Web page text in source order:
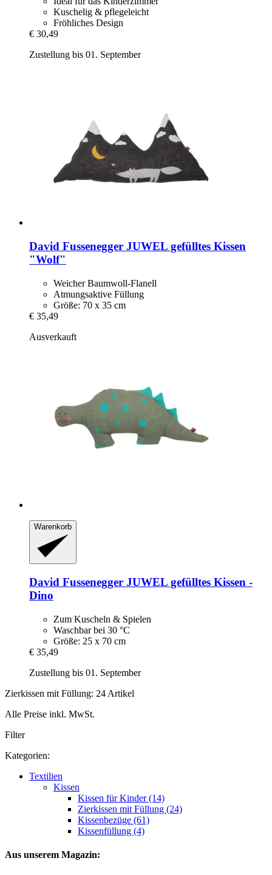
Kuschelig & pflegeleicht
Fröhliches Design
€ 30,49
Zustellung bis 01. September
David Fussenegger JUWEL gefülltes Kissen
"Wolf"
Weicher Baumwoll-Flanell
Atmungsaktive Füllung
Größe: 70 x 35 cm
€ 35,49
Ausverkauft
Warenkorb
David Fussenegger JUWEL gefülltes Kissen -​
Dino
Zum Kuscheln & Spielen
Waschbar bei 30 °C
Größe: 25 x 70 cm
€ 35,49
Zustellung bis 01. September
Zierkissen mit Füllung: 24 Artikel
Alle Preise inkl. MwSt.
Filter
Kategorien:
Textilien
Kissen
Kissen für Kinder (14)
Zierkissen mit Füllung (24)
Kissenbezüge (61)
Kissenfüllung (4)
Aus unserem Magazin: